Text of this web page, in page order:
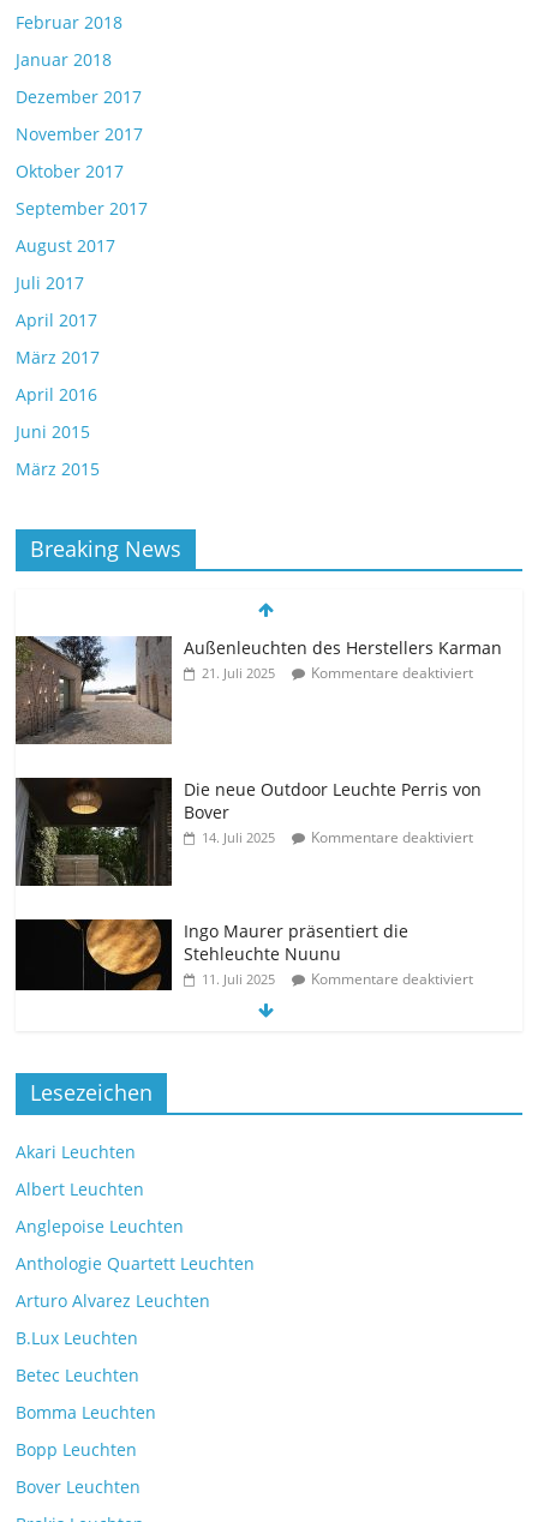
Februar 2018
Januar 2018
Dezember 2017
November 2017
Oktober 2017
September 2017
August 2017
Juli 2017
April 2017
März 2017
April 2016
Juni 2015
März 2015
Breaking News
Außenleuchten des Herstellers Karman
21. Juli 2025 Kommentare deaktiviert
Die neue Outdoor Leuchte Perris von
Bover
14. Juli 2025 Kommentare deaktiviert
Ingo Maurer präsentiert die
Stehleuchte Nuunu
11. Juli 2025 Kommentare deaktiviert
9. Juli 2025 Kommentare deaktiviert
7. Juli 2025
Lesezeichen
Akari Leuchten
Albert Leuchten
Anglepoise Leuchten
Anthologie Quartett Leuchten
Arturo Alvarez Leuchten
B.Lux Leuchten
Betec Leuchten
Bomma Leuchten
Bopp Leuchten
Bover Leuchten